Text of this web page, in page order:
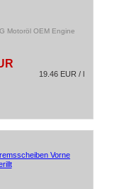
Motoröl OEM Engine
19.46 EUR / l